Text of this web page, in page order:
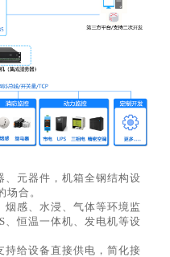
、元器件，机箱全钢结构设
场合。
烟感、水浸、气体等环境监
、恒温一体机、发电机等设
持给设备直接供电，简化接